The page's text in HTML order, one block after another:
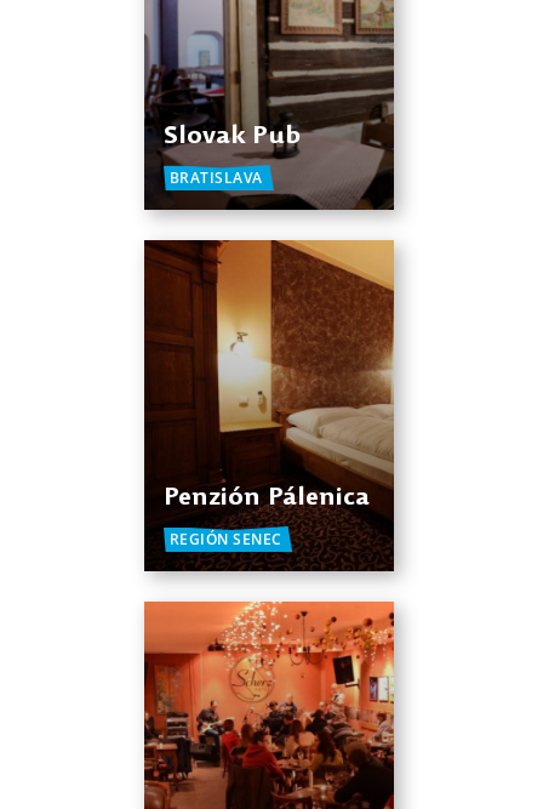
Slovak Pub
BRATISLAVA
Penzión Pálenica
REGIÓN SENEC